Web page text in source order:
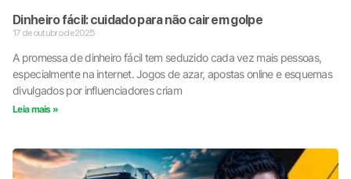
Dinheiro fácil: cuidado para não cair em golpe
17 de outubro de 2025
A promessa de dinheiro fácil tem seduzido cada vez mais pessoas,
especialmente na internet. Jogos de azar, apostas online e esquemas
divulgados por influenciadores criam
Leia mais »